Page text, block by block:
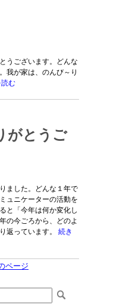
うございます。どんな
我が家は、のんび～り
む
がとうご
ました。どんな１年で
ュニケーターの活動を
と「今年は何か変化し
の今ごろから、どのよ
返っています。 続き
ページ